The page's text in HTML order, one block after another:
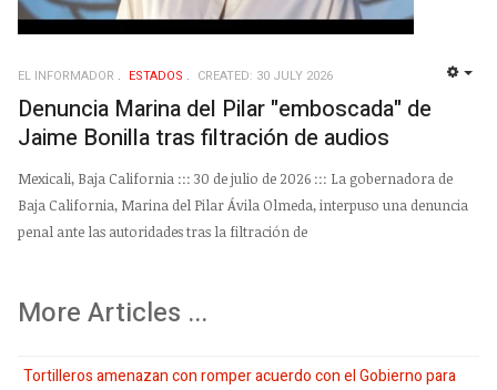
EL INFORMADOR ESTADOS CREATED: 30 JULY 2026
Denuncia Marina del Pilar "emboscada" de
Jaime Bonilla tras filtración de audios
Mexicali, Baja California ::: 30 de julio de 2026 ::: La gobernadora de
Baja California, Marina del Pilar Ávila Olmeda, interpuso una denuncia
penal ante las autoridades tras la filtración de
More Articles ...
Tortilleros amenazan con romper acuerdo con el Gobierno para